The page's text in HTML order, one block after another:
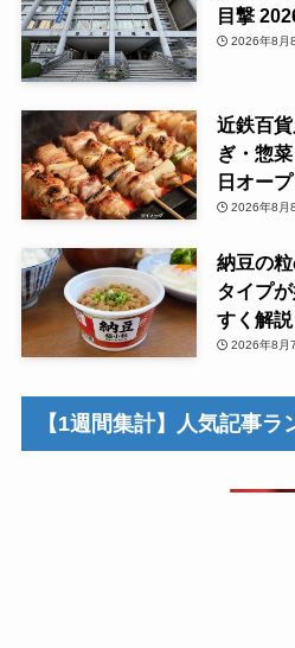
目撃
2026年8月
近鉄百
ぎ・惣
日オー
2026年8月
納豆の
タイプ
すく解説
2026年8月
【1週間集計】人気記事ラ